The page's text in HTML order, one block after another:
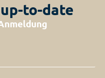
to-date